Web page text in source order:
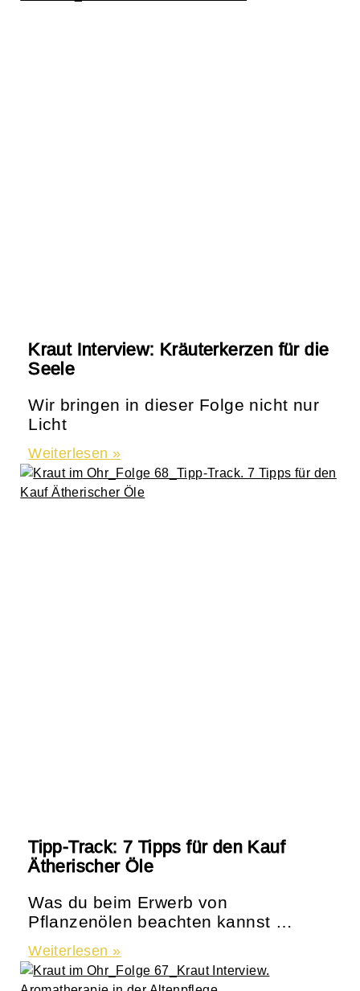
Kraut Interview: Kräuterkerzen für die
Seele
Wir bringen in dieser Folge nicht nur
Licht
Weiterlesen »
Tipp-Track: 7 Tipps für den Kauf
Ätherischer Öle
Was du beim Erwerb von
Pflanzenölen beachten kannst …
Weiterlesen »